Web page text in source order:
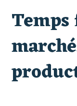
Temps